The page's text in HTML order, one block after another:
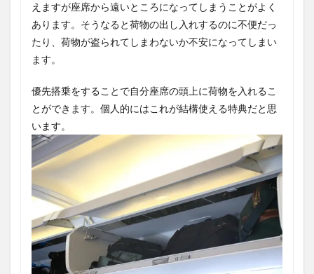
えますが座席から遠いところになってしまうことがよく
あります。そうなると荷物の出し入れするのに不便だっ
たり、荷物が盗られてしまわないか不安になってしまい
ます。
優先搭乗をすることで自分座席の頭上に荷物を入れるこ
とができます。個人的にはこれが結構使える特典だと思
います。